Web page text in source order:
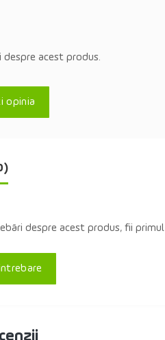
despre acest produs.
opinia
despre acest produs, fii